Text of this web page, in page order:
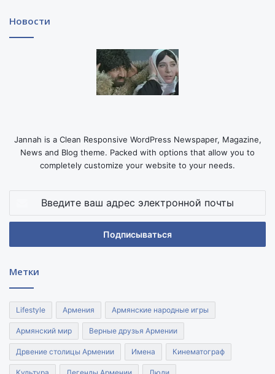
Новости
Jannah is a Clean Responsive WordPress Newspaper, Magazine,
News and Blog theme. Packed with options that allow you to
completely customize your website to your needs.
адрес
почты
Метки
Lifestyle Армения Армянские народные игры
Армянский мир Верные друзья Армении
Дрвение столицы Армении Имена Кинематограф